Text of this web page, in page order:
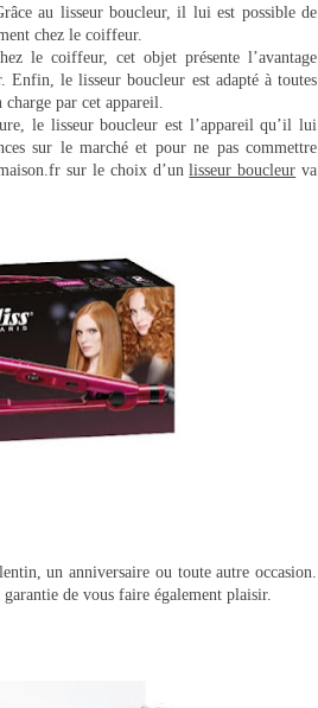
au lisseur boucleur, il lui est possible de
chez le coiffeur.
le coiffeur, cet objet présente l’avantage
Enfin, le lisseur boucleur est adapté à toutes
charge par cet appareil.
le lisseur boucleur est l’appareil qu’il lui
sur le marché et pour ne pas commettre
sur le choix d’unlisseur boucleur va
un anniversaire ou toute autre occasion.
garantie de vous faire également plaisir.